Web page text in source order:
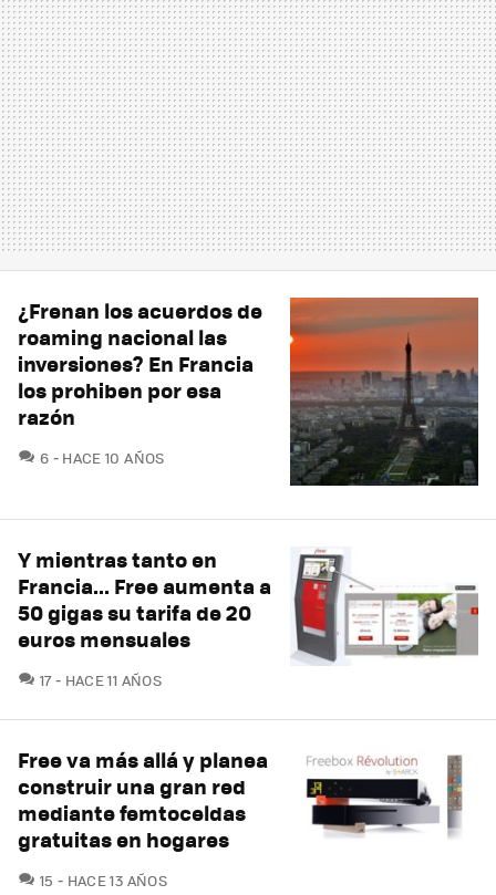
¿Frenan los acuerdos de
roaming nacional las
inversiones? En Francia
los prohiben por esa
razón
6 COMENTARIOS
HACE 10 AÑOS
Y mientras tanto en
Francia... Free aumenta a
50 gigas su tarifa de 20
euros mensuales
17COMENTARIOS
HACE 11 AÑOS
Free va más allá y planea
construir una gran red
mediante femtoceldas
gratuitas en hogares
15 COMENTARIOS
HACE 13 AÑOS